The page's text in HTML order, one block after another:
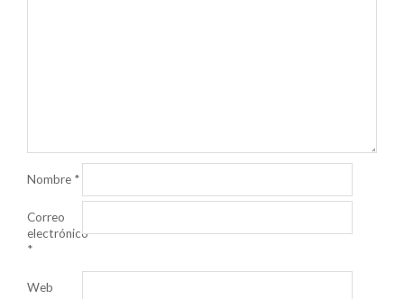
Nombre *
Correo
electrónico
*
Web